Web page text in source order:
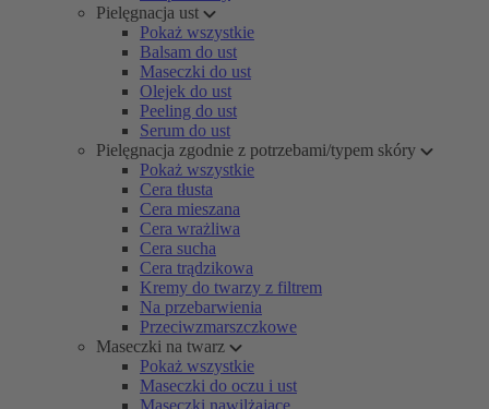
Pielęgnacja ust
Pokaż wszystkie
Balsam do ust
Maseczki do ust
Olejek do ust
Peeling do ust
Serum do ust
Pielęgnacja zgodnie z potrzebami/typem skóry
Pokaż wszystkie
Cera tłusta
Cera mieszana
Cera wrażliwa
Cera sucha
Cera trądzikowa
Kremy do twarzy z filtrem
Na przebarwienia
Przeciwzmarszczkowe
Maseczki na twarz
Pokaż wszystkie
Maseczki do oczu i ust
Maseczki nawilżające